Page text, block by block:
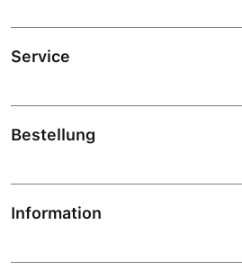
Service
Bestellung
Information